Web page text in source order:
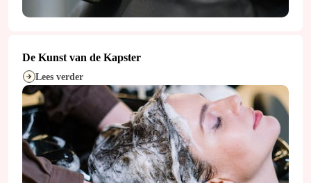
De Kunst van de Kapster
Lees verder